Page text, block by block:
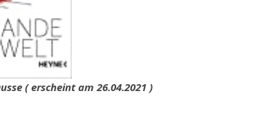
( erscheint am 26.04.2021 )